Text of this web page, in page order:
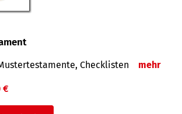
Checklisten mehr
€